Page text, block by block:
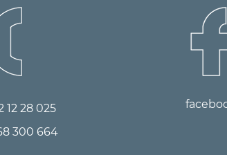
12 28 025
300 664